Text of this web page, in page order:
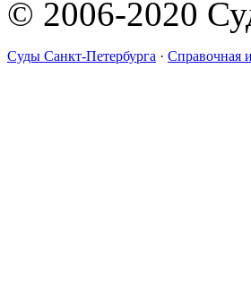
© 2006-2020
Суды Санкт-Петербурга · Справочная